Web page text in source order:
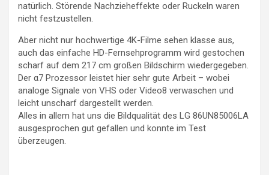
natürlich. Störende Nachzieheffekte oder Ruckeln waren
nicht festzustellen.
Aber nicht nur hochwertige 4K-Filme sehen klasse aus,
auch das einfache HD-Fernsehprogramm wird gestochen
scharf auf dem 217 cm großen Bildschirm wiedergegeben.
Der α7 Prozessor leistet hier sehr gute Arbeit – wobei
analoge Signale von VHS oder Video8 verwaschen und
leicht unscharf dargestellt werden.
Alles in allem hat uns die Bildqualität des LG 86UN85006LA
ausgesprochen gut gefallen und konnte im Test
überzeugen.